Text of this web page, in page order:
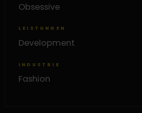
Obsessive
LEISTUNGEN
Development
INDUSTRIE
Fashion